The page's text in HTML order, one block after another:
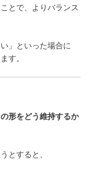
とで、よりバランス
」といった場合に
す。
形をどう維持するか
とすると、